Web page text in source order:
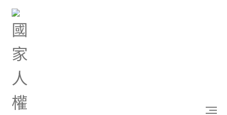
首頁
看守所整修暨仁愛樓排水改善工程」及「白色恐怖景
美紀念園區公正廉明牆入口及探親之路圍牆復舊工